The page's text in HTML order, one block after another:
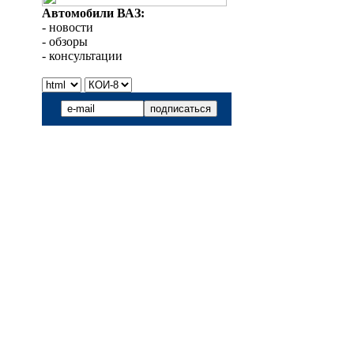
Автомобили ВАЗ:
- новости
- обзоры
- консультации